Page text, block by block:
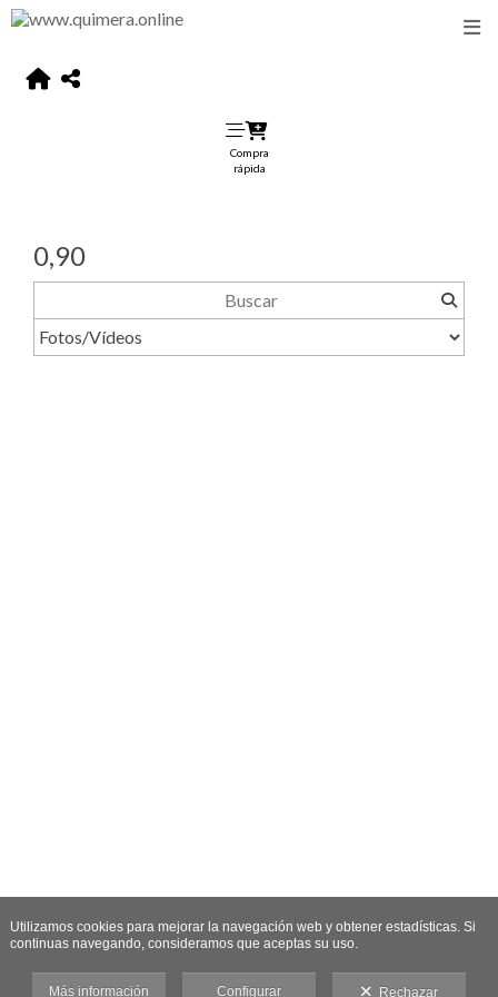
Compra
rápida
0,90
Utilizamos cookies para mejorar la navegación web y obtener estadísticas. Si
continuas navegando, consideramos que aceptas su uso.
Más información Configurar Rechazar